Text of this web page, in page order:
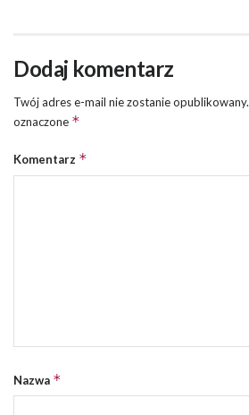
Dodaj komentarz
Twój adres e-mail nie zostanie opublikowany.
oznaczone *
Komentarz *
Nazwa *